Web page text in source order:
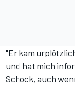
"Er kam
und hat mich
Schock, auch